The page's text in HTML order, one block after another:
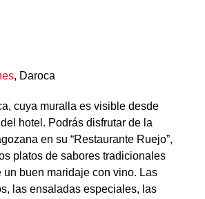
, Daroca
cuya muralla es visible desde
hotel. Podrás disfrutar de la
en su “Restaurante Ruejo”,
platos de sabores tradicionales
un buen maridaje con vino. Las
las ensaladas especiales, las